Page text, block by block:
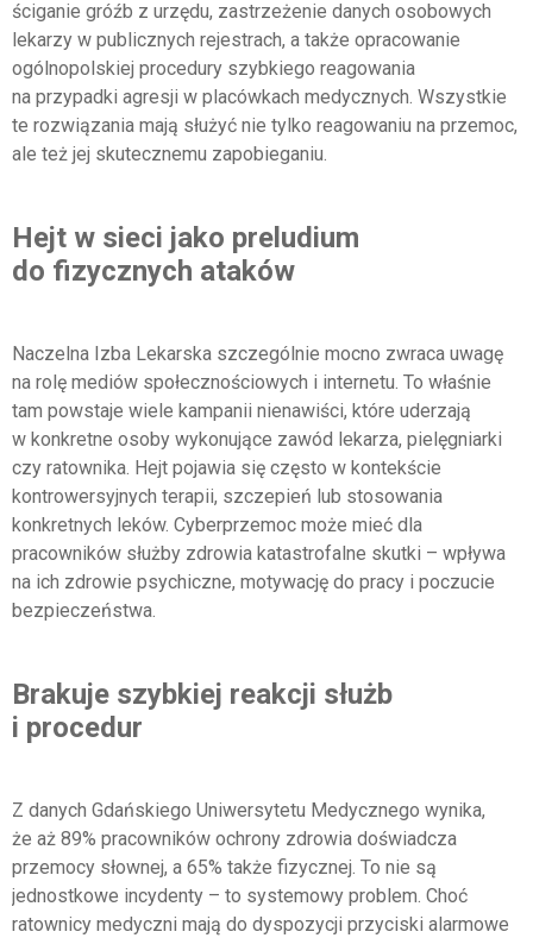
ściganie gróźb z urzędu, zastrzeżenie danych osobowych
lekarzy w publicznych rejestrach, a także opracowanie
ogólnopolskiej procedury szybkiego reagowania
na przypadki agresji w placówkach medycznych. Wszystkie
te rozwiązania mają służyć nie tylko reagowaniu na przemoc,
ale też jej skutecznemu zapobieganiu.
Hejt w sieci jako preludium
do fizycznych ataków
Naczelna Izba Lekarska szczególnie mocno zwraca uwagę
na rolę mediów społecznościowych i internetu. To właśnie
tam powstaje wiele kampanii nienawiści, które uderzają
w konkretne osoby wykonujące zawód lekarza, pielęgniarki
czy ratownika. Hejt pojawia się często w kontekście
kontrowersyjnych terapii, szczepień lub stosowania
konkretnych leków. Cyberprzemoc może mieć dla
pracowników służby zdrowia katastrofalne skutki – wpływa
na ich zdrowie psychiczne, motywację do pracy i poczucie
bezpieczeństwa.
Brakuje szybkiej reakcji służb
i procedur
Z danych Gdańskiego Uniwersytetu Medycznego wynika,
że aż 89% pracowników ochrony zdrowia doświadcza
przemocy słownej, a 65% także fizycznej. To nie są
jednostkowe incydenty – to systemowy problem. Choć
ratownicy medyczni mają do dyspozycji przyciski alarmowe